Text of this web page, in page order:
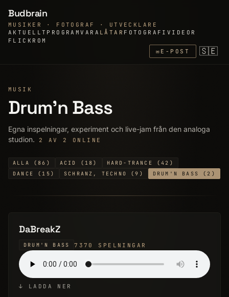
Budbrain
MUSIKER · FOTOGRAF · UTVECKLARE
AKTUELLT PROGRAMVARA LÅTAR FOTOGRAFI VIDEOR
FLICKR OM
✉ E-POST 🇸🇪
MUSIK
Drum'n Bass
Egna inspelningar, experiment och live-jam från den analoga
studion.
2 AV 2 ONLINE
ALLA (86) ACID (18)
HARD-TRANCE (42)
DANCE (15)
SCHRANZ, TECHNO (9) DRUM'N BASS (2)
DaBreakZ
DRUM'N BASS 7370 SPELNINGAR
↓ LADDA NER